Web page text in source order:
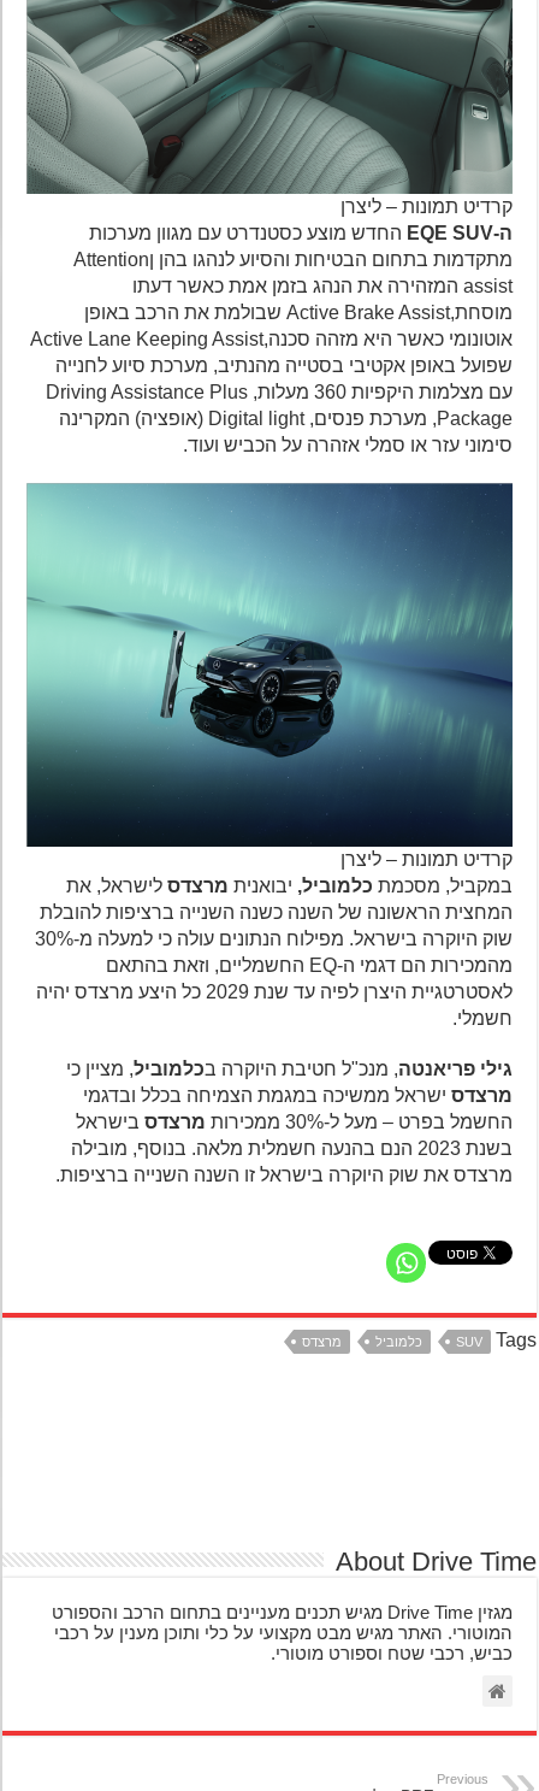
קרדיט תמונות – ליצרן
החדש מוצע כסטנדרט עם מגוון מערכות
מתקדמות בתחום הבטיחות והסיוע לנהגו בהן ןAttention
assist המזהירה את הנהג בזמן אמת כאשר דעתו
מוסחת,Active Brake Assist שבולמת את הרכב באופן
אוטונומי כאשר היא מזהה סכנה,Active Lane Keeping Assist
שפועל באופן אקטיבי בסטייה מהנתיב, מערכת סיוע לחנייה
עם מצלמות היקפיות 360 מעלות, Driving Assistance Plus
Package, מערכת פנסים, Digital light (אופציה) המקרינה
סימוני עזר או סמלי אזהרה על הכביש ועוד.
קרדיט תמונות – ליצרן
במקביל, מסכמתכלמוביל,יבואניתמרצדסלישראל, את
המחצית הראשונה של השנה כשנה השנייה ברציפות להובלת
שוק היוקרה בישראל. מפילוח הנתונים עולה כי למעלה מ-30%
מהמכירות הם דגמי ה-EQ החשמליים, וזאת בהתאם
לאסטרטגיית היצרן לפיה עד שנת 2029 כל היצע מרצדס יהיה
חשמלי.
גילי פריאנטה, מנכ"ל חטיבת היוקרה בכלמוביל, מציין כי
מרצדסישראל ממשיכה במגמת הצמיחה בכלל ובדגמי
החשמל בפרט – מעל ל-30% ממכירות
מרצדסבישראל
בשנת 2023 הנם בהנעה חשמלית מלאה. בנוסף, מובילה
מרצדס את שוק היוקרה בישראל זו השנה השנייה ברציפות.
SUV כלמוביל מרצדס
About Drive
מגזין Drive Time מגיש תכנים מעניינים בתחום הרכב והספורט
המוטורי. האתר מגיש מבט מקצועי על כלי ותוכן מענין על רכבי
כביש, רכבי שטח וספורט מוטורי.
Previous